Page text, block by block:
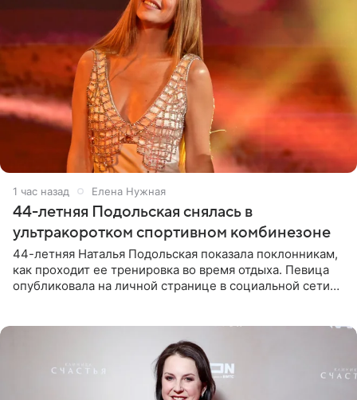
1 час назад Елена Нужная
44-летняя Подольская снялась в
ультракоротком спортивном комбинезоне
44-летняя Наталья Подольская показала поклонникам,
как проходит ее тренировка во время отдыха. Певица
опубликовала на личной странице в социальной сети